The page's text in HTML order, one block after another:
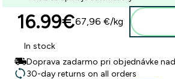
16.99€‎67,96 €‎/kg
In stock
Doprava zadarmo pri objednávke
30-day returns on all orders